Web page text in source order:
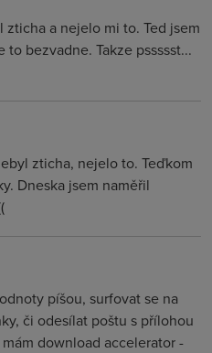
a nejelo mi to. Ted jsem
bezvadne. Takze pssssst...
zticha, nejelo to. Teďkom
Dneska jsem naměřil
píšou, surfovat se na
či odesílat poštu s přílohou
download accelerator -